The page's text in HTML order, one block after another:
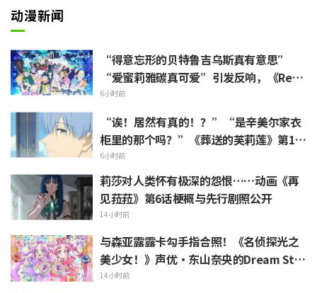
出造型。每个角色的背景都配有其
代表色，且和服的腰带及随身小物
的各处都巧妙地融入了该颜色，令
人印象深刻。
动漫新闻
“得意忘形的贝特鲁吉乌斯真有意思”
“爱蜜莉雅碳真可爱”引发反响，《ReZe
ro》动画10周年纪念活动视觉图解禁
6小时前
“诶！居然有真的！？”“是辛美尔家衣
柜里的那个吗？”《葬送的芙莉莲》第1集
中出现的“暗黑龙的角”公开引发粉丝惊
叹
6小时前
莉莎对人类怀有极深的怨恨……动画《再
见菈菈》第6话梗概与先行剧照公开
14小时前
与森亚露露卡勾手指合照！《名侦探光之
美少女！》声优·东山奈央的Dream Sta
ge观影报告引发“是双重奥秘啊”的反响
14小时前